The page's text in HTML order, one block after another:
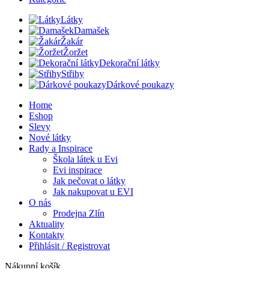
Látky
Damašek
Žakár
Žoržet
Dekorační látky
Střihy
Dárkové poukazy
Home
Eshop
Slevy
Nové látky
Rady a Inspirace
Škola látek u Evi
Evi inspirace
Jak pečovat o látky
Jak nakupovat u EVI
O nás
Prodejna Zlín
Aktuality
Kontakty
Přihlásit / Registrovat
Nákupní košík